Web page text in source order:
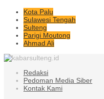
Kota Palu
Sulawesi Tengah
Sulteng
Parigi Moutong
Ahmad Ali
Redaksi
Pedoman Media Siber
Kontak Kami